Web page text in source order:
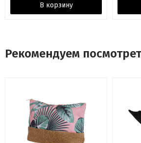
В корзину
Рекомендуем